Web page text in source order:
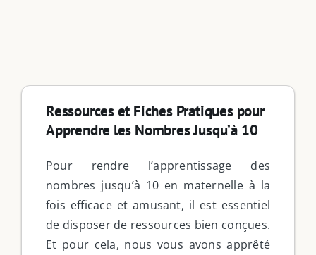
Ressources et Fiches Pratiques pour
Apprendre les Nombres Jusqu’à 10
Pour rendre l’apprentissage des
nombres jusqu’à 10 en maternelle à la
fois efficace et amusant, il est essentiel
de disposer de ressources bien conçues.
Et pour cela, nous vous avons apprêté